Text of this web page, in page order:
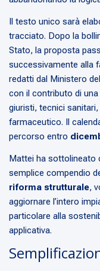
Il testo unico sarà
tracciato. Dopo la
Stato, la proposta
successivamente alla
redatti dal Ministero
con il contributo di una
giuristi, tecnici
farmaceutico. Il
percorso entro
Mattei ha sottolineato
semplice compendio
riforma strutturale,
aggiornare l’intero
particolare alla
applicativa.